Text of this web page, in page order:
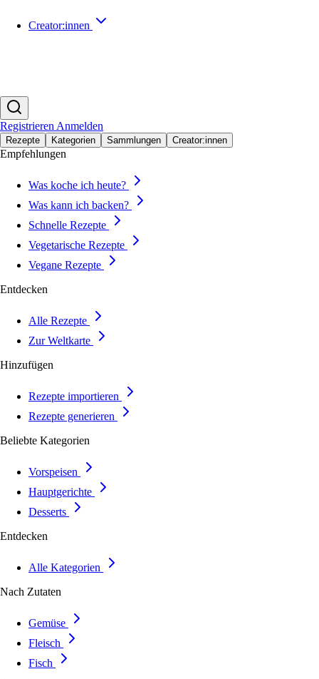
Creator:innen
Registrieren Anmelden
Rezepte Kategorien Sammlungen Creator:innen
Empfehlungen
Was koche ich heute?
Was kann ich backen?
Schnelle Rezepte
Vegetarische Rezepte
Vegane Rezepte
Entdecken
Alle Rezepte
Zur Weltkarte
Hinzufügen
Rezepte importieren
Rezepte generieren
Beliebte Kategorien
Vorspeisen
Hauptgerichte
Desserts
Entdecken
Alle Kategorien
Nach Zutaten
Gemüse
Fleisch
Fisch